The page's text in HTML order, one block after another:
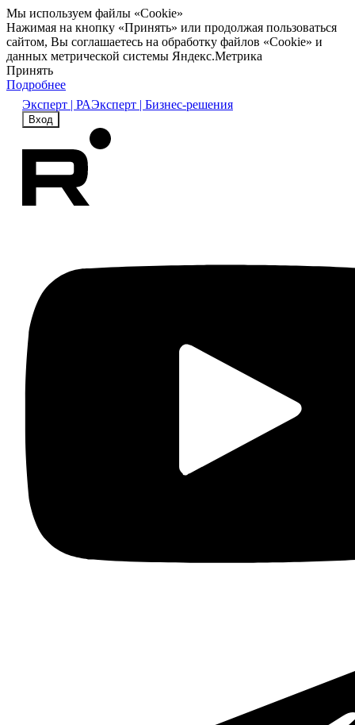
Мы используем файлы «Cookie»
Нажимая на кнопку «Принять» или продолжая пользоваться
сайтом, Вы соглашаетесь на обработку файлов «Cookie» и
данных метрической системы Яндекс.Метрика
Принять
Подробнее
Эксперт | РАЭксперт | Бизнес-решения
Вход